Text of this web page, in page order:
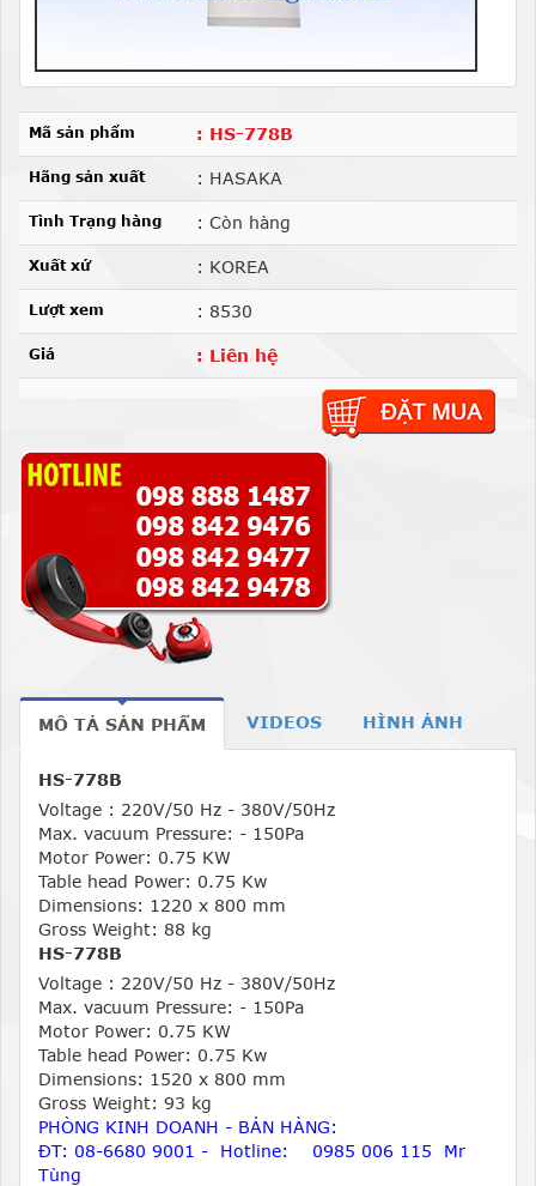
Mã sản phẩm : HS-778B
Hãng sản xuất : HASAKA
Tình Trạng hàng : Còn hàng
Xuất xứ : KOREA
Lượt xem : 8530
Giá : Liên hệ
MÔ TẢ SẢN PHẨM VIDEOS HÌNH ẢNH
HS-778B
Voltage : 220V/50 Hz - 380V/50Hz
Max. vacuum Pressure: - 150Pa
Motor Power: 0.75 KW
Table head Power: 0.75 Kw
Dimensions: 1220 x 800 mm
Gross Weight: 88 kg
HS-778B
Voltage : 220V/50 Hz - 380V/50Hz
Max. vacuum Pressure: - 150Pa
Motor Power: 0.75 KW
Table head Power: 0.75 Kw
Dimensions: 1520 x 800 mm
Gross Weight: 93 kg
PHÒNG KINH DOANH - BÁN HÀNG:
ĐT: 08-6680 9001 - Hotline: 0985 006 115 Mr
Tùng